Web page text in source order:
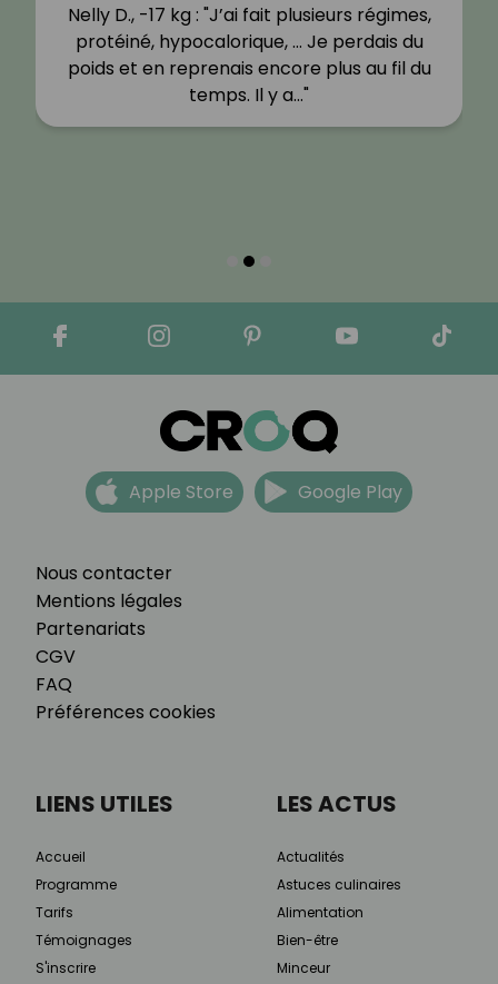
Nelly D., -17 kg : "J’ai fait plusieurs régimes,
protéiné, hypocalorique, … Je perdais du
poids et en reprenais encore plus au fil du
temps. Il y a…"
Nous contacter
Mentions légales
Partenariats
CGV
FAQ
Préférences cookies
Apple Store Google Play
LIENS UTILES
Accueil
Programme
Tarifs
Témoignages
S'inscrire
LES ACTUS
Actualités
Astuces culinaires
Alimentation
Bien-être
Minceur